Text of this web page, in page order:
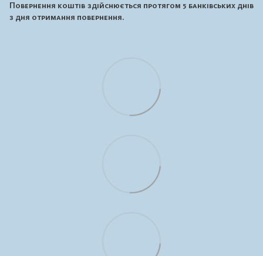
Повернення коштів здійснюється протягом 5 банківських днів
з дня отримання повернення.